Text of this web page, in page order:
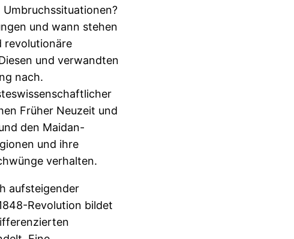
und wann stehen
revolutionäre
und verwandten
nach.
Früher Neuzeit und
den Maidan-
und ihre
verhalten.
aufsteigender
Revolution bildet